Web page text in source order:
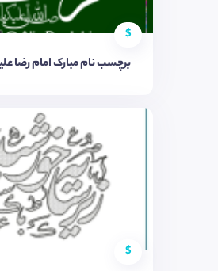
$
برچسب نام مبارک امام رضا
$